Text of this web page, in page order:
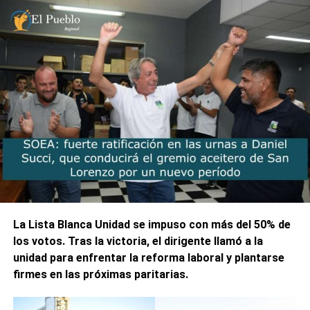
Con 18 años de trayectoria, en Micciché – Hernández
Propiedades, planteamos una distinción que es nuestro
sello de agua, no nos dedicamos a la “simple venta de una
propiedad”, realizamos una gestión estratégica de activos
con rigor profesional.
¿Qué significa esto?
Que antes de que el cliente ponga un peso, nosotros ya
hicimos el estudio de títulos, verificamos la factibilidad y
blindamos la operación. Porque entendemos que detrás
seguridad de nuestra gente son innegociables.
Eje 2: Ecosistema de Servicios 360
hice con la convicción de que Timbúes necesitaba un
La Lista Blanca Unidad se impuso con más del 50% de
los votos. Tras la victoria, el dirigente llamó a la
unidad para enfrentar la reforma laboral y plantarse
firmes en las próximas paritarias.